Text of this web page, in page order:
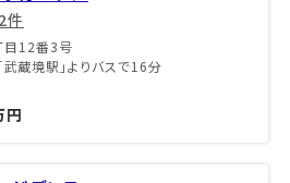
2件
目12番3号
蔵境駅」よりバスで16分
円